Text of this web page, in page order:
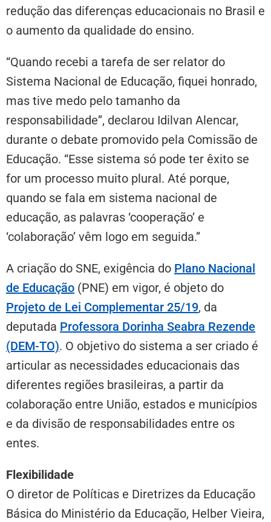
redução das diferenças educacionais no Brasil e
o aumento da qualidade do ensino.
“Quando recebi a tarefa de ser relator do
Sistema Nacional de Educação, fiquei honrado,
mas tive medo pelo tamanho da
responsabilidade”, declarou Idilvan Alencar,
durante o debate promovido pela Comissão de
Educação. “Esse sistema só pode ter êxito se
for um processo muito plural. Até porque,
quando se fala em sistema nacional de
educação, as palavras ‘cooperação’ e
‘colaboração’ vêm logo em seguida.”
A criação do SNE, exigência do Plano Nacional
de Educação (PNE) em vigor, é objeto do
Projeto de Lei Complementar 25/19, da
deputada Professora Dorinha Seabra Rezende
(DEM-TO). O objetivo do sistema a ser criado é
articular as necessidades educacionais das
diferentes regiões brasileiras, a partir da
colaboração entre União, estados e municípios
e da divisão de responsabilidades entre os
entes.
Flexibilidade
O diretor de Políticas e Diretrizes da Educação
Básica do Ministério da Educação, Helber Vieira,